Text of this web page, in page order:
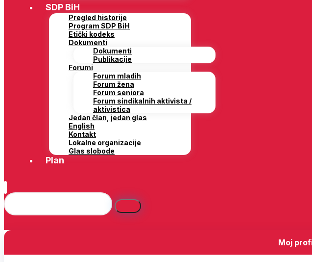
SDP BiH
Pregled historije
Program SDP BiH
Etički kodeks
Dokumenti
Dokumenti
Publikacije
Forumi
Forum mladih
Forum žena
Forum seniora
Forum sindikalnih aktivista /
aktivistica
Jedan član, jedan glas
English
Kontakt
Lokalne organizacije
Glas slobode
Plan
Moj